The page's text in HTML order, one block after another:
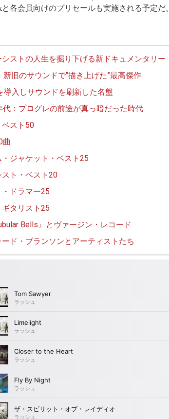
各会員向けのプリセールも実施される予定だ。
ストの人生を掘り下げる新ドキュメンタリー
旧のサウンドで“描き上げた”最高傑作
入しサウンドを刷新した名盤
：プログレの前途が真っ暗だった時代
スト50
曲
ジャケット・ベスト25
ト・ベスト20
ドラマー25
タリスト25
Bells』とヴァージン・レコード
ド・ブランソンとアーティストたち